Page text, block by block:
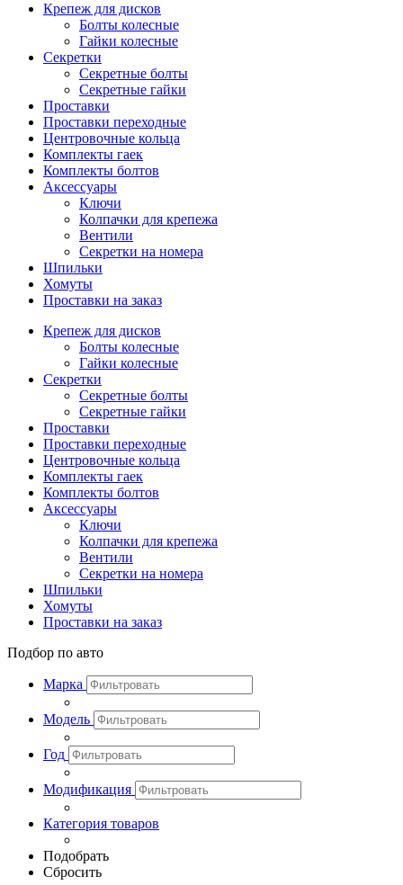
Крепеж для дисков
Болты колесные
Гайки колесные
Секретки
Секретные болты
Секретные гайки
Проставки
Проставки переходные
Центровочные кольца
Комплекты гаек
Комплекты болтов
Аксессуары
Ключи
Колпачки для крепежа
Вентили
Секретки на номера
Шпильки
Хомуты
Проставки на заказ
Крепеж для дисков
Болты колесные
Гайки колесные
Секретки
Секретные болты
Секретные гайки
Проставки
Проставки переходные
Центровочные кольца
Комплекты гаек
Комплекты болтов
Аксессуары
Ключи
Колпачки для крепежа
Вентили
Секретки на номера
Шпильки
Хомуты
Проставки на заказ
Подбор по авто
Марка
Модель
Год
Модификация
Категория товаров
Подобрать
Сбросить